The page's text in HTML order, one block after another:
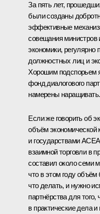
За пять лет,
были созданы
эффективные
совещания министров
экономики, регулярно
должностных лиц и
Хорошим подспорьем
фонд диалогового
намерены наращивать.
Если же говорить об
объём экономической
и государствами
взаимной торговли в
составил около семи
что в этом году
что делать, и нужно
партнёрства для того,
в практические дела